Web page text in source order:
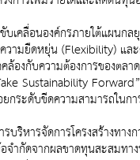
เคลื่อนองค์กรภายใต้แผน
ามยืดหยุ่น (Flexibility) แล
องกับความต้องการของตล
Sustainability
กระดับขีดความสามารถในก
บริหารจัดการโครงสร้างท
จำกัดจากผลขาดทุนสะสมท